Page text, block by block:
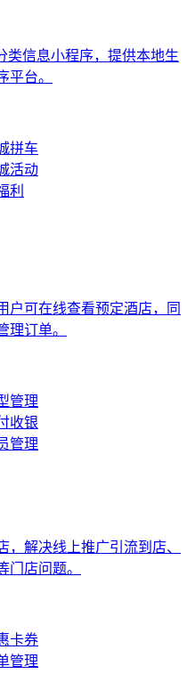
类信息小程序，提供本地生
平台。
拼车
活动
利
户可在线查看预定酒店，同
理订单。
管理
收银
管理
解决线上推广引流到店、
门店问题。
卡券
管理